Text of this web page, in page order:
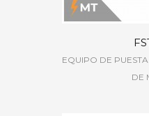
EQUIPO DE
DE